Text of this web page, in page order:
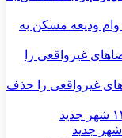
میلیارد ریال وام ودیعه مسکن به
غیرواقعی را حذف